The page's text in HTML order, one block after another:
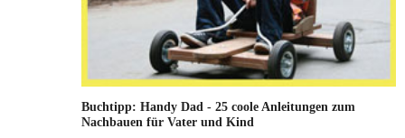
Buchtipp: Handy Dad - 25 coole Anleitungen zum
Nachbauen für Vater und Kind